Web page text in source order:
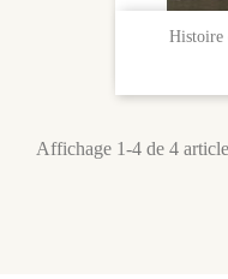
Histoire
Affichage 1-4 de 4